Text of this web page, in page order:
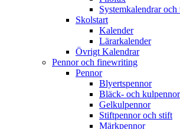
Systemkalendrar
Skolstart
Kalender
Lärarkalender
Övrigt Kalendrar
Pennor och finewriting
Pennor
Blyertspennor
Bläck- och kulpennor
Gelkulpennor
Stiftpennor och stift
Märkpennor